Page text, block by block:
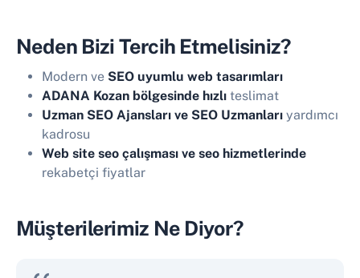
Neden Bizi Tercih Etmelisiniz?
Modern ve SEO uyumlu web tasarımları
ADANA Kozan bölgesinde hızlı teslimat
Uzman SEO Ajansları ve SEO Uzmanları yardımcı
kadrosu
Web site seo çalışması ve seo hizmetlerinde
rekabetçi fiyatlar
Müşterilerimiz Ne Diyor?